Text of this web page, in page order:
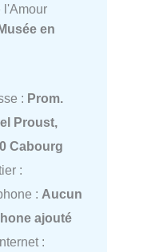
l'Amour
en
: Prom.
Proust,
Cabourg
:
: Aucun
ajouté
: